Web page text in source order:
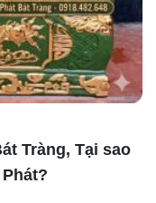
Tràng, Tại sao